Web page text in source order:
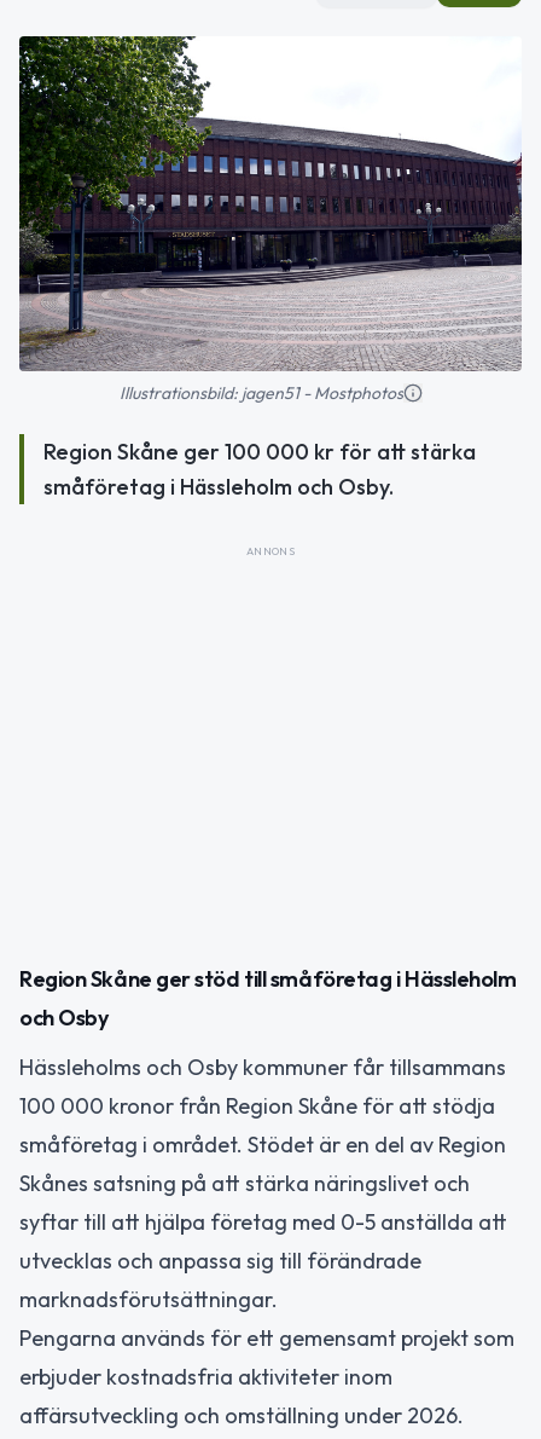
Illustrationsbild: jagen51 - Mostphotos
Region Skåne ger 100 000 kr för att stärka
småföretag i Hässleholm och Osby.
ANNONS
Region Skåne ger stöd till småföretag i Hässleholm
och Osby
Hässleholms och Osby kommuner får tillsammans
100 000 kronor från Region Skåne för att stödja
småföretag i området. Stödet är en del av Region
Skånes satsning på att stärka näringslivet och
syftar till att hjälpa företag med 0-5 anställda att
utvecklas och anpassa sig till förändrade
marknadsförutsättningar.
Pengarna används för ett gemensamt projekt som
erbjuder kostnadsfria aktiviteter inom
affärsutveckling och omställning under 2026.